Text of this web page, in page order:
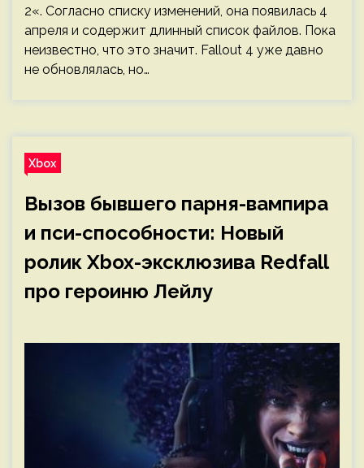
2«. Согласно списку изменений, она появилась 4
апреля и содержит длинный список файлов. Пока
неизвестно, что это значит. Fallout 4 уже давно
не обновлялась, но…
Xbox
Вызов бывшего парня-вампира
и пси-способности: Новый
ролик Xbox-эксклюзива Redfall
про героиню Лейлу